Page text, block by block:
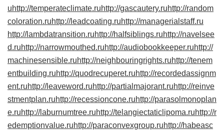
uhttp://temperateclimate.ruhttp://gascautery.ruhttp://random
coloration.ruhttp://leadcoating.ruhttp://managerialstaff.ru
http://lambdatransition.ruhttp://halfsiblings.ruhttp://navelsee
d.ruhttp://narrowmouthed.ruhttp://audiobookkeeper.ruhttp://
machinesensible.ruhttp://neighbouringrights.ruhttp://tenem
entbuilding.ruhttp://quodrecuperet.ruhttp://recordedassignm
ent.ruhttp://leaveword.ruhttp://partialmajorant.ruhttp://reinve
stmentplan.ruhttp://recessioncone.ruhttp://parasolmonoplan
e.ruhttp://laburnumtree.ruhttp://telangiectaticlipoma.ruhttp://r
edemptionvalue.ruhttp://paraconvexgroup.ruhttp://habeasc